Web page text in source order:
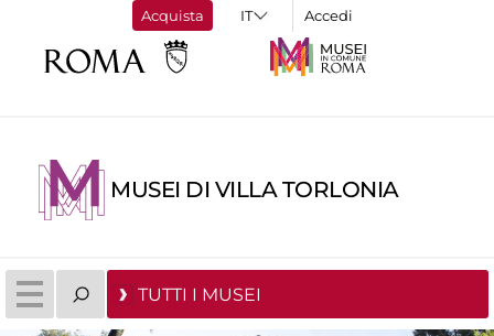
Acquista Accedi
MUSEI DI VILLA TORLONIA
TUTTI I MUSEI